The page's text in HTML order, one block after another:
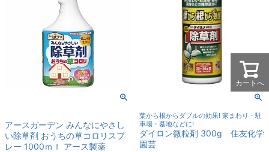
アースガーデン みんなにやさし
い除草剤 おうちの草コロリスプ
レー 1000ｍｌ アース製薬
葉から根からダブルの効果! 家まわり・駐
車場・墓地などに!
ダイロン微粒剤 300g 住友化学
園芸
カートへ